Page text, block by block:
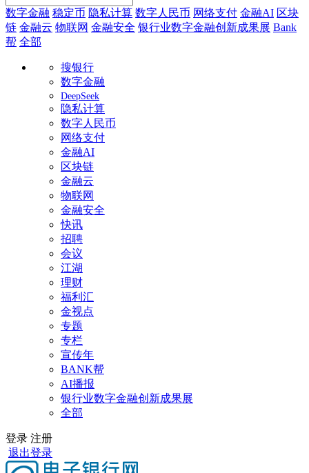
数字金融 稳定币 隐私计算 数字人民币 网络支付 金融AI 区块
链 金融云 物联网 金融安全 银行业数字金融创新成果展 Bank
帮 全部
搜银行
数字金融
DeepSeek
隐私计算
数字人民币
网络支付
金融AI
区块链
金融云
物联网
金融安全
快讯
招聘
会议
江湖
理财
福利汇
金视点
专题
专栏
宣传年
BANK帮
AI播报
银行业数字金融创新成果展
全部
登录 注册
退出登录